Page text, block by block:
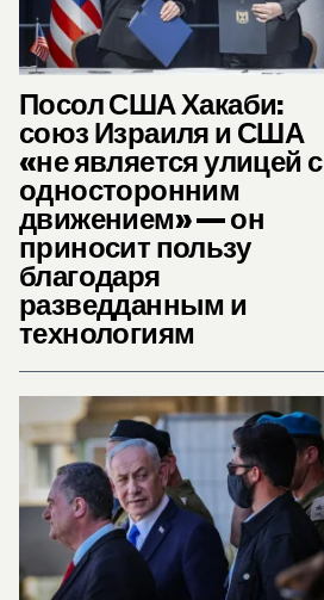
Посол США Хакаби:
союз Израиля и США
«не является улицей с
односторонним
движением» — он
приносит пользу
благодаря
разведданным и
технологиям